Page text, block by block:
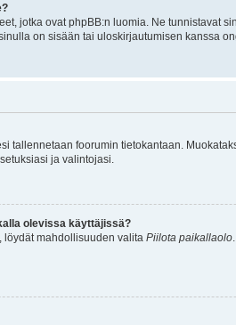
jotka ovat phpBB:n luomia. Ne
on sisään tai uloskirjautumisen kanssa
tallennetaan foorumin tietokantaan.
ja valintojasi.
olevissa käyttäjissä?
löydät mahdollisuuden valita Piilota paikallaolo